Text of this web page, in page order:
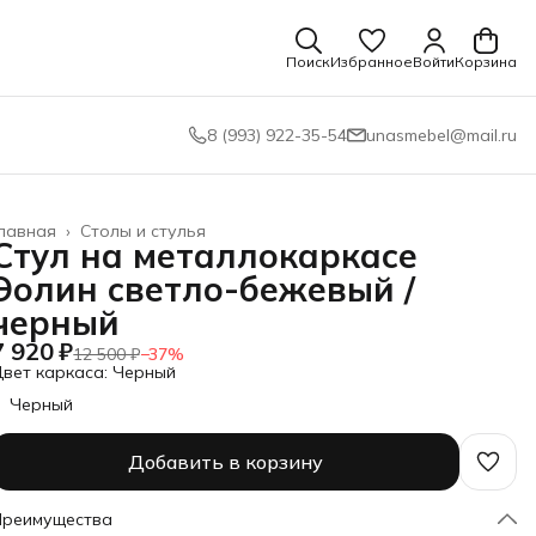
ПоискИзбранноеВойтиКорзина
8 (993) 922-35-54 unasmebel@mail.ru
Столы и стулья
›
на металлокаркасе
светло-бежевый /
920 ₽12 500 ₽−37%
каркаса: Черный
Черный
Добавить в корзину